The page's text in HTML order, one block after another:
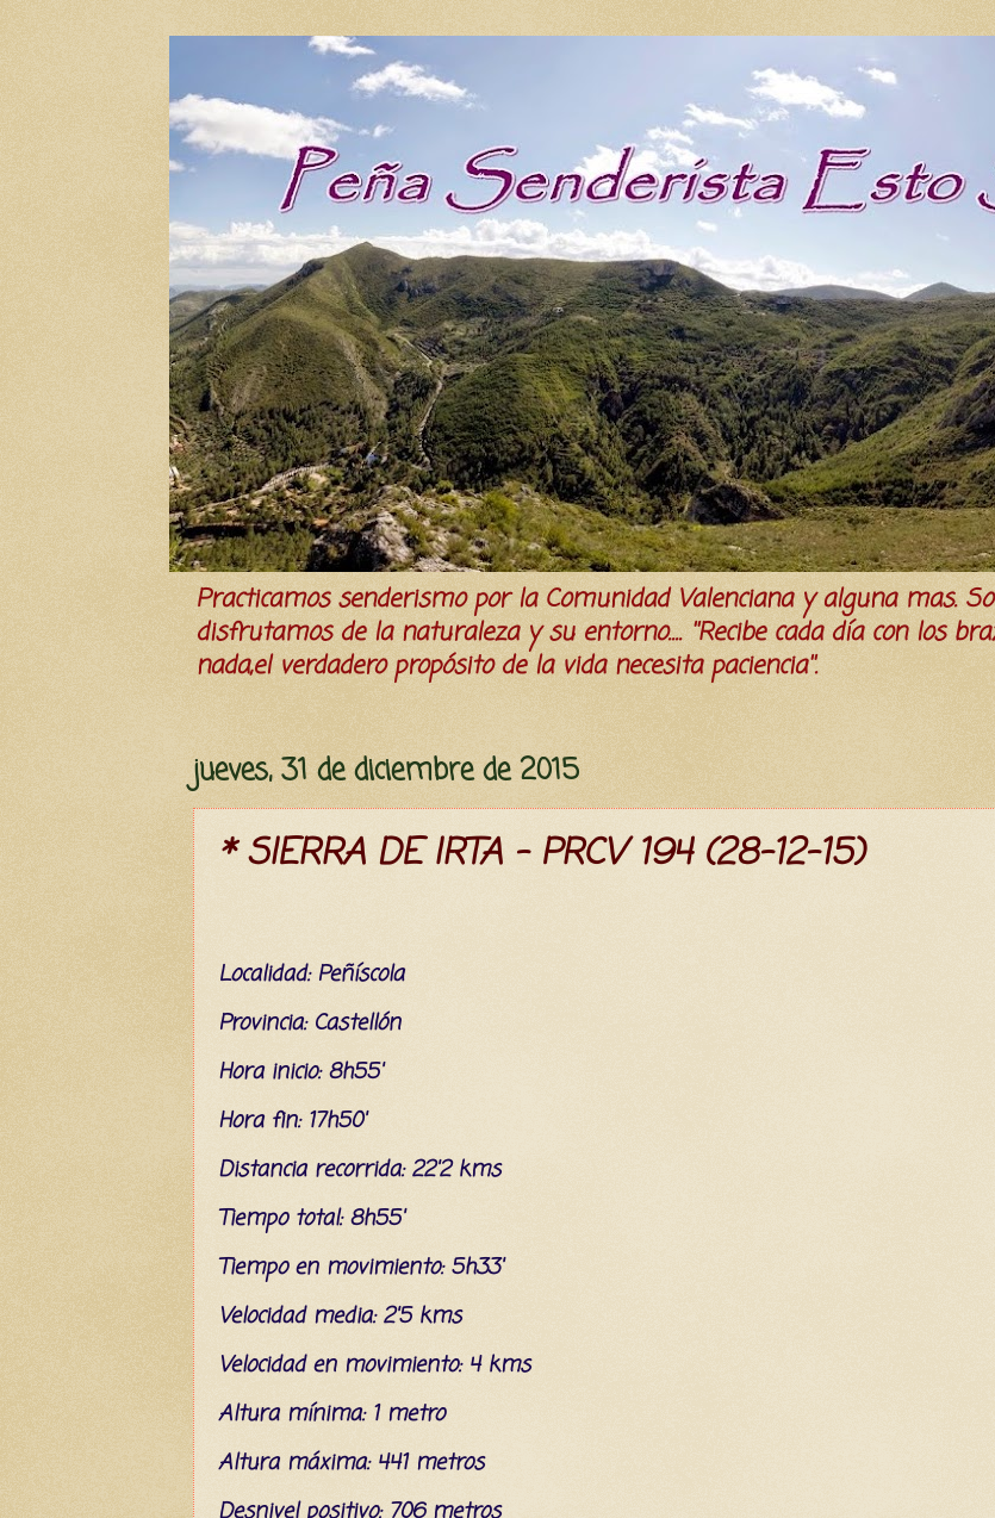
Practicamos senderismo por la Comunidad Valenciana y alguna mas.
disfrutamos de la naturaleza y su entorno.... ''Recibe cada día con los
nada,el verdadero propósito de la vida necesita paciencia''.
jueves, 31 de diciembre de 2015
* SIERRA DE IRTA - PRCV 194 (28-12-15)
Localidad: Peñíscola
Provincia: Castellón
Hora inicio: 8h55'
Hora fin: 17h50'
Distancia recorrida: 22'2 kms
Tiempo total: 8h55'
Tiempo en movimiento: 5h33'
Velocidad media: 2'5 kms
Velocidad en movimiento: 4 kms
Altura mínima: 1 metro
Altura máxima: 441 metros